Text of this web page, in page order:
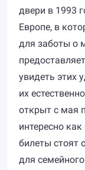
двери в 1993
Европе, в
для заботы о
увидеть этих
их
открыт с мая
интересно
билеты стоят
для